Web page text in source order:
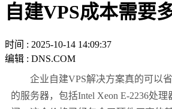
自建VPS成本需要
时间 : 2025-10-14 14:09:37
编辑 : DNS.COM
企业自建VPS解决方案真的可以
的服务器，包括Intel Xeon E-2236处理